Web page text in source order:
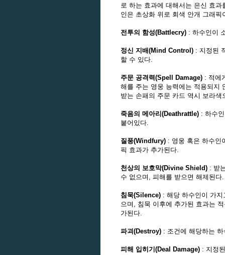
로 하는 효과에 대해서는 은신 효
인은 초상화 위로 회색 안개 그래픽
전투의 함성(Battlecry) : 하수인이
정신 지배(Mind Control) : 지정된
할 수 있다.
주문 공격력(Spell Damage) : 적에
해를 주는 영웅 능력에는 적용되지
받는 손패의 주문 카드 역시 보라색
죽음의 메아리(Deathrattle) : 하수
붙어있다.
질풍(Windfury) : 영웅 혹은 하수인
픽 효과가 추가된다.
천상의 보호막(Divine Shield) : 받
수 없으며, 피해를 받으면 해제된
침묵(Silence) : 해당 하수인이 가
으며, 침묵 이후에 추가된 효과는
가된다.
파괴(Destroy) : 조건에 해당하는
피해 입히기(Deal Damage) : 지정